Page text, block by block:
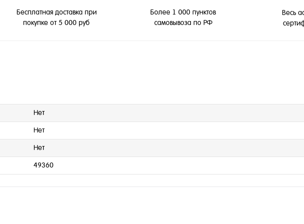
Бесплатная доставка при
покупке от 5 000 руб
Более 1 000 пунктов
самовывоза по РФ
Весь
Нет
Нет
Нет
49360